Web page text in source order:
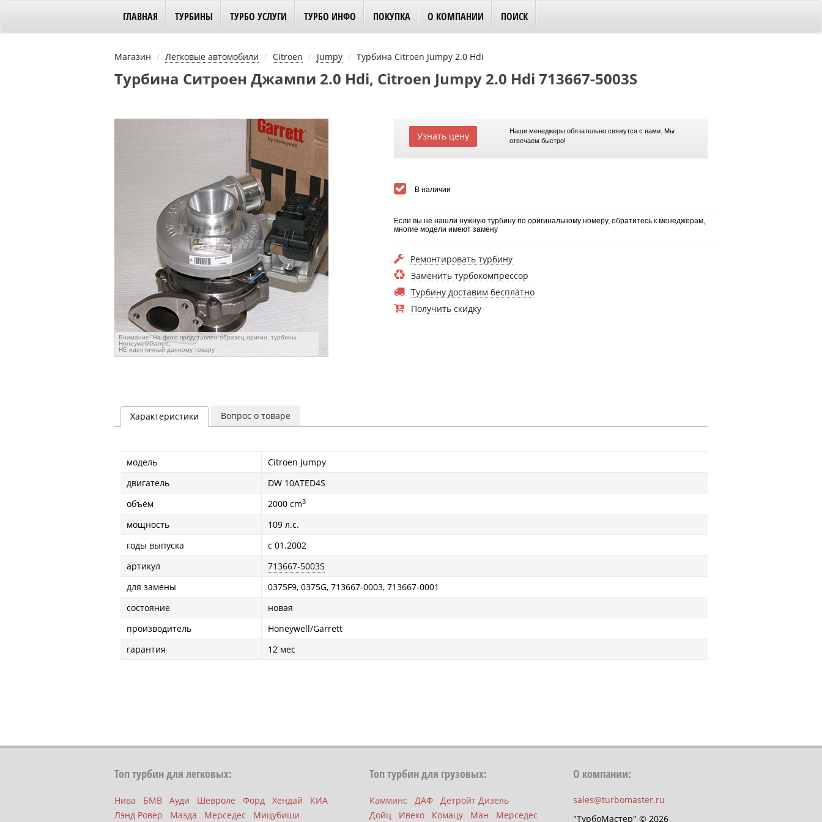
ГЛАВНАЯ ТУРБИНЫ ТУРБО УСЛУГИ ТУРБО ИНФО ПОКУПКА О КОМПАНИИ ПОИСК
Магазин Легковые автомобили Citroen Jumpy Турбина Citroen Jumpy 2.0 Hdi
Турбина Ситроен Джампи 2.0 Hdi, Citroen Jumpy 2.0 Hdi 713667-5003S
Внимание! На фото представлен образец оригин. турбины
Honeywell/Garrett,
НЕ идентичный данному товару
Узнать цену
Наши менеджеры обязательно свяжутся с вами. Мы
отвечаем быстро!
В наличии
Если вы не нашли нужную турбину по оригинальному номеру, обратитесь к менеджерам,
многие модели имеют замену
Ремонтировать турбину
Заменить турбокомпрессор
Турбину доставим бесплатно
Получить скидку
Характеристики Вопрос о товаре
модель
Citroen Jumpy
двигатель
DW 10ATED4S
объём
2000 cm3
мощность
109 л.с.
годы выпуска
с 01.2002
артикул
713667-5003S
для замены
0375F9, 0375G, 713667-0003, 713667-0001
состояние
новая
производитель
Honeywell/Garrett
гарантия
12 мес
Топ турбин для легковых:
Нива БМВ Ауди Шевроле Форд Хендай
КИА
Лэнд Ровер
Мазда Мерседес Мицубиши
Топ турбин для грузовых:
Камминс ДАФ
Детройт Дизель
Дойц
Ивеко Комацу Ман Мерседес
О компании:
sales@turbomaster.ru
"ТурбоМастер" © 2026